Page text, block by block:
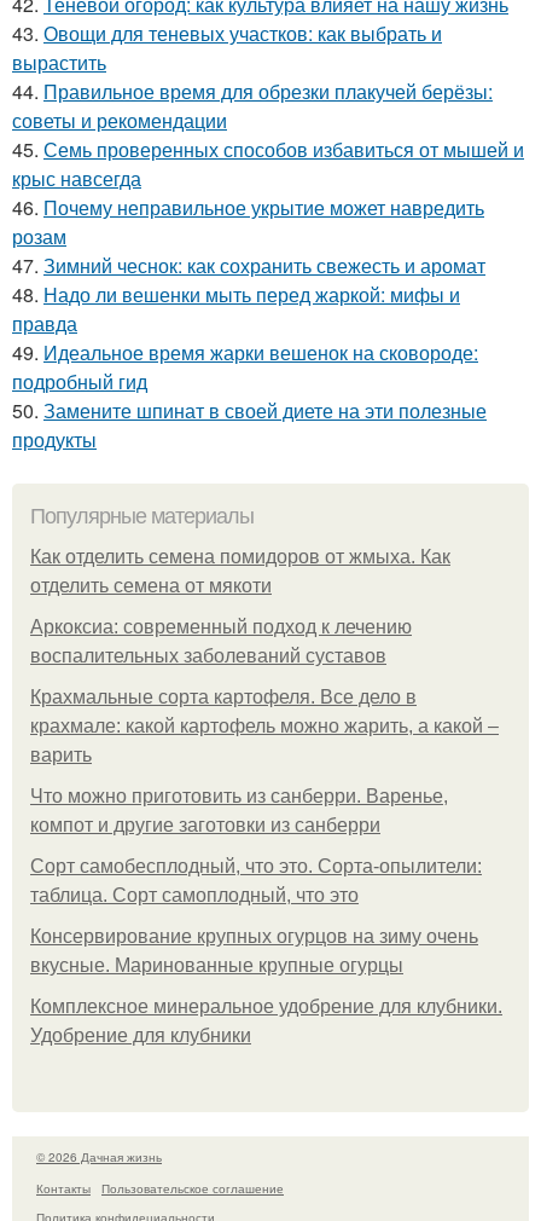
43. Овощи для теневых участков: как выбрать и
вырастить
44. Правильное время для обрезки плакучей берёзы:
советы и рекомендации
45. Семь проверенных способов избавиться от мышей и
крыс навсегда
46. Почему неправильное укрытие может навредить
розам
47. Зимний чеснок: как сохранить свежесть и аромат
48. Надо ли вешенки мыть перед жаркой: мифы и
правда
49. Идеальное время жарки вешенок на сковороде:
подробный гид
50. Замените шпинат в своей диете на эти полезные
продукты
Популярные материалы
Как отделить семена помидоров от жмыха. Как
отделить семена от мякоти
Аркоксиа: современный подход к лечению
воспалительных заболеваний суставов
Крахмальные сорта картофеля. Все дело в
крахмале: какой картофель можно жарить, а какой –
варить
Что можно приготовить из санберри. Варенье,
компот и другие заготовки из санберри
Сорт самобесплодный, что это. Сорта-опылители:
таблица. Сорт самоплодный, что это
Консервирование крупных огурцов на зиму очень
вкусные. Маринованные крупные огурцы
Комплексное минеральное удобрение для клубники.
Удобрение для клубники
© 2026 Дачная жизнь
Контакты
Пользовательское соглашение
Политика конфидециальности